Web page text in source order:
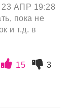
23 АПР 19:28
пока не
и т.д. в
15
3